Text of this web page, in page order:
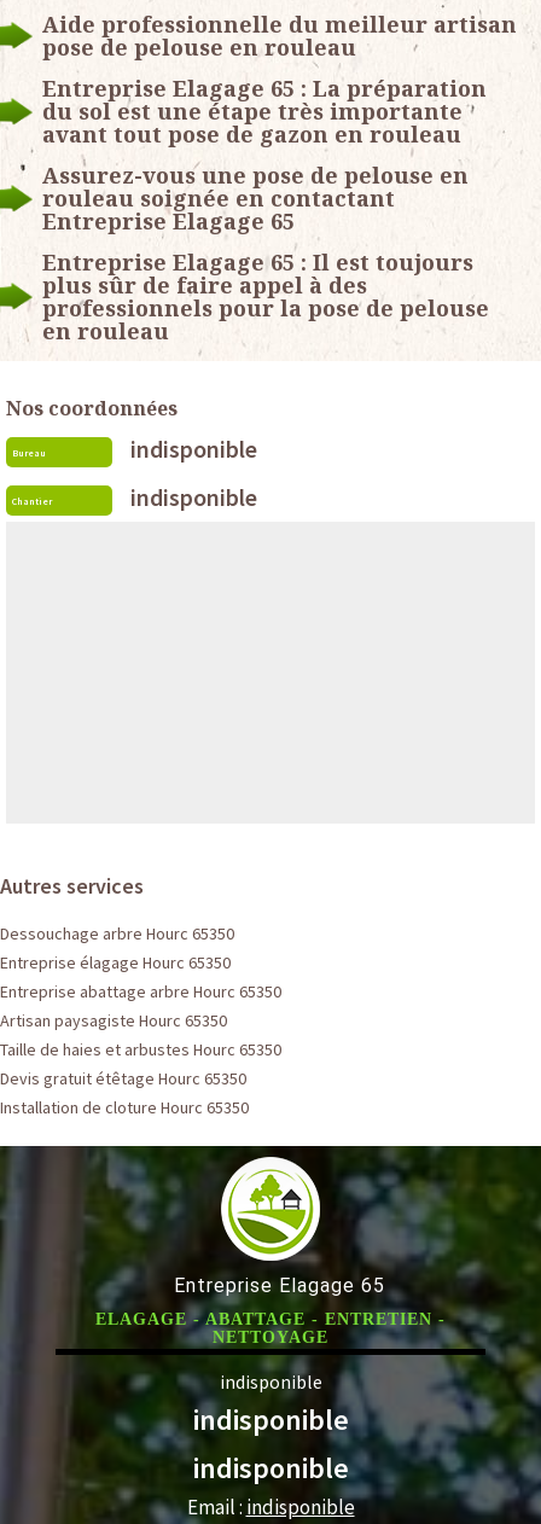
Aide professionnelle du meilleur artisan
pose de pelouse en rouleau
Entreprise Elagage 65 : La préparation
du sol est une étape très importante
avant tout pose de gazon en rouleau
Assurez-vous une pose de pelouse en
rouleau soignée en contactant
Entreprise Elagage 65
Entreprise Elagage 65 : Il est toujours
plus sûr de faire appel à des
professionnels pour la pose de pelouse
en rouleau
Nos coordonnées
Bureau indisponible
Chantier indisponible
Autres services
Dessouchage arbre Hourc 65350
Entreprise élagage Hourc 65350
Entreprise abattage arbre Hourc 65350
Artisan paysagiste Hourc 65350
Taille de haies et arbustes Hourc 65350
Devis gratuit étêtage Hourc 65350
Installation de cloture Hourc 65350
Entreprise Elagage 65
ELAGAGE - ABATTAGE - ENTRETIEN -
NETTOYAGE
indisponible
indisponible
indisponible
Email : indisponible